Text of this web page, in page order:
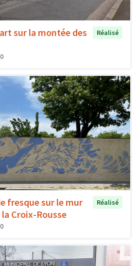
sur la montée des
Réalisé
0
fresque sur le mur
Croix-Rousse
Réalisé
0